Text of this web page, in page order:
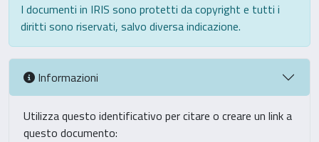
I documenti in IRIS sono protetti da copyright e tutti i
diritti sono riservati, salvo diversa indicazione.
Informazioni
Utilizza questo identificativo per citare o creare un link a
questo documento: